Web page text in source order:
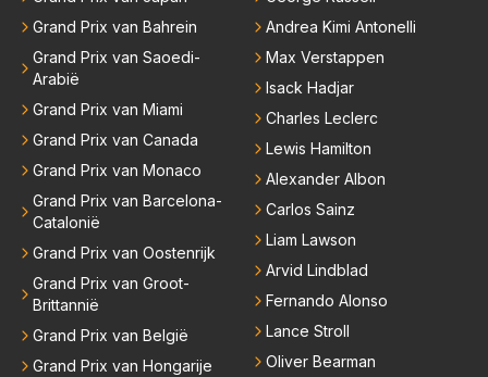
n meer. Ook andere teams verliezen mensen. Er wo
raag wilde. Max was tevreden, de rest is bonus. Iets
dergelijks heb ik bijvoorbeeld Lando Norris nog niet
horen zeggen. Eigenlijk nog geen enkele andere cou
reur...
Grand Prix van Bahrein
Grand Prix van Saoedi-
Arabië
Grand Prix van Miami
Grand Prix van Canada
Grand Prix van Monaco
Grand Prix van Barcelona-
Catalonië
Grand Prix van Oostenrijk
Grand Prix van Groot-
Brittannië
Grand Prix van België
Grand Prix van Hongarije
Andrea Kimi Antonelli
Max Verstappen
Isack Hadjar
Charles Leclerc
Lewis Hamilton
Alexander Albon
Carlos Sainz
Liam Lawson
Arvid Lindblad
Fernando Alonso
Lance Stroll
Oliver Bearman